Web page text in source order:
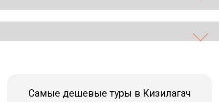
Самые дешевые туры в Кизилагач